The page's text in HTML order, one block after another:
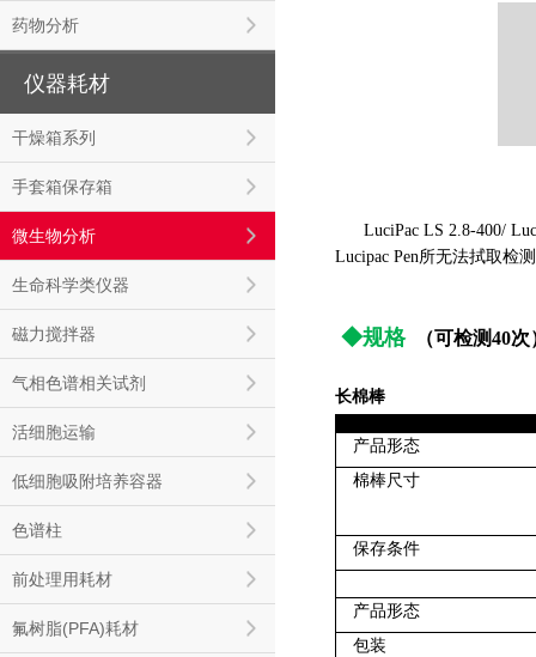
药物分析
仪器耗材
干燥箱系列
手套箱保存箱
微生物分析
生命科学类仪器
磁力搅拌器
气相色谱相关试剂
活细胞运输
低细胞吸附培养容器
色谱柱
前处理用耗材
氟树脂(PFA)耗材
LuciPac LS 2.8-400/
Lucipac Pen所无法拭取检
◆规格（可检测40次
长棉棒
产品形态
棉棒尺寸
保存条件
产品形态
包装